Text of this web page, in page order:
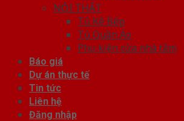
NỘI THẤT
Tủ Kệ Bếp
Tủ Quần Áo
Phụ kiện cửa nhà tắm
Báo giá
Dự án thực tế
Tin tức
Liên hệ
Đăng nhập